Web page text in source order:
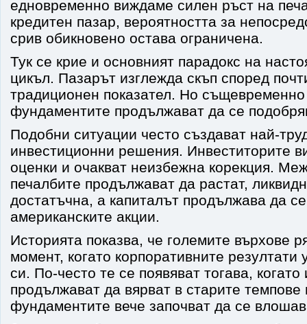
едновременно виждаме силен ръст на
кредитен пазар, вероятността за
срив обикновено остава ограничена.
Тук се крие и основният парадокс на
цикъл. Пазарът изглежда скъп според
традиционен показател. Но същевременно
фундаментите продължават да се
Подобни ситуации често създават най-
инвестиционни решения. Инвеститорите
оценки и очакват неизбежна корекция.
печалбите продължават да растат,
достатъчна, а капиталът продължава да
американските акции.
Историята показва, че големите върхове
момент, когато корпоративните резултати
си. По-често те се появяват тогава, когато
продължават да вярват в старите
фундаментите вече започват да се